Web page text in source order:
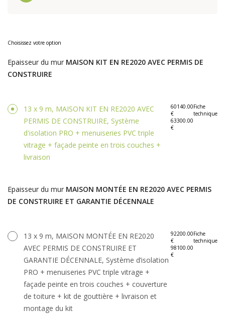
Choisissez votre option
Epaisseur du mur MAISON KIT EN RE2020 AVEC PERMIS DE
CONSTRUIRE
13 x 9 m, MAISON KIT EN RE2020 AVEC
PERMIS DE CONSTRUIRE, Système
d'isolation PRO + menuiseries PVC triple
vitrage + façade peinte en trois couches +
livraison
60140.00
€
63300.00
€
Fiche
technique
Epaisseur du mur MAISON MONTÉE EN RE2020 AVEC PERMIS
DE CONSTRUIRE ET GARANTIE DÉCENNALE
13 x 9 m, MAISON MONTÉE EN RE2020
AVEC PERMIS DE CONSTRUIRE ET
GARANTIE DÉCENNALE, Système d’isolation
PRO + menuiseries PVC triple vitrage +
façade peinte en trois couches + couverture
de toiture + kit de gouttière + livraison et
montage du kit
92200.00
€
98100.00
€
Fiche
technique